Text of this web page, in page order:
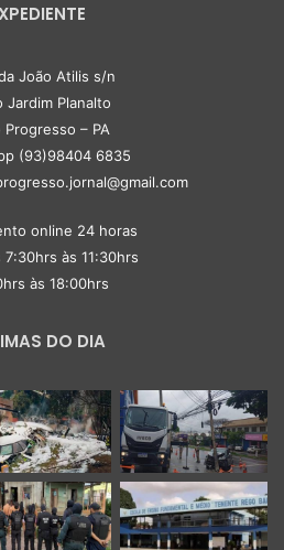
João Atilis s/n
Jardim Planalto
Progresso – PA
(93)98404 6835
online 24 horas
7:30hrs às 11:30hrs
às 18:00hrs
DO DIA